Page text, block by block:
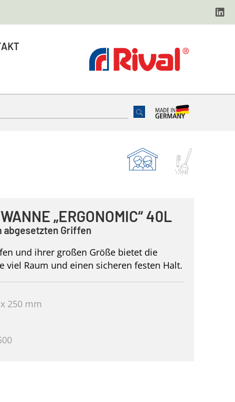
„ERGONOMIC“ 40L
abgesetzten Griffen
und ihrer großen Größe bietet die
viel Raum und einen sicheren festen Halt.
250 mm